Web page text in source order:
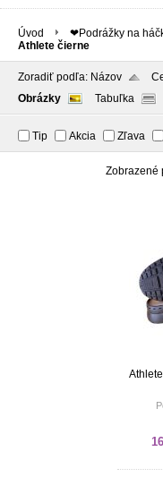
Úvod ❤Podrážky na
Athlete čierne
Zoradiť podľa: Názov
Obrázky
Tabuľka
Tip Akcia Zľava
Zobrazené